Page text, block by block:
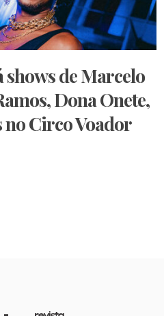
de Marcelo
Dona Onete,
no Circo Voador